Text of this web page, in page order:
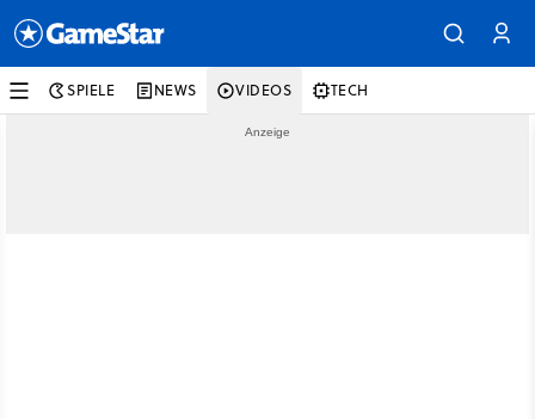
SPIELE NEWS VIDEOS TECH